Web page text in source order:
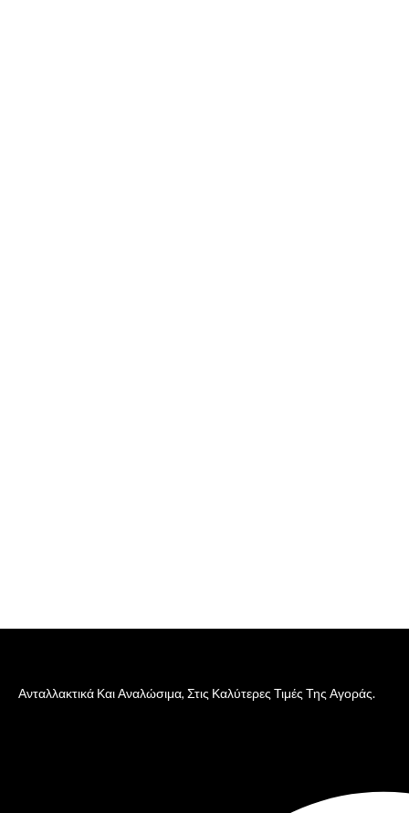
Ανταλλακτικά Και Αναλώσιμα, Στις Καλύτερες Τιμές Της Αγοράς.